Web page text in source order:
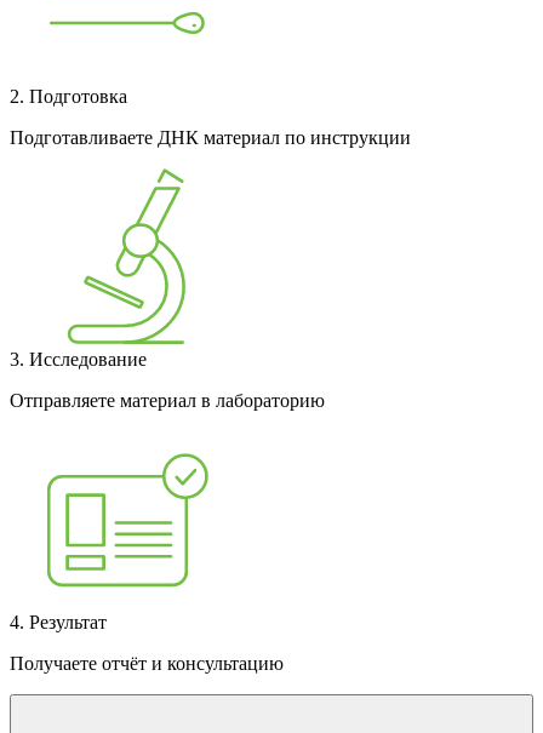
2. Подготовка
Подготавливаете ДНК материал по инструкции
3. Исследование
Отправляете материал в лабораторию
4. Результат
Получаете отчёт и консультацию